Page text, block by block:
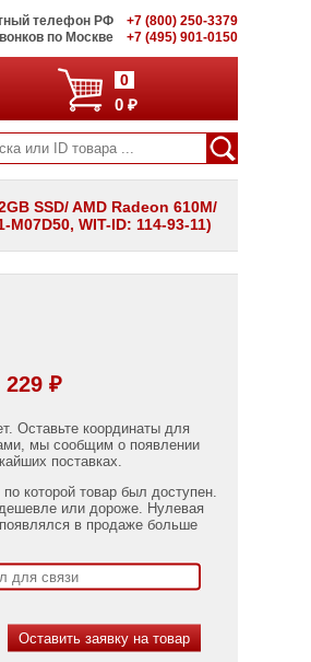
телефон РФ
+7 (800) 250-3379
по Москве
+7 (495) 901-0150
0
0 ₽
SSD/ AMD Radeon 610M/
WIT-ID: 114-93-11)
229 ₽
Оставьте координаты для
мы сообщим о появлении
поставках.
которой товар был доступен.
или дороже. Нулевая
в продаже больше